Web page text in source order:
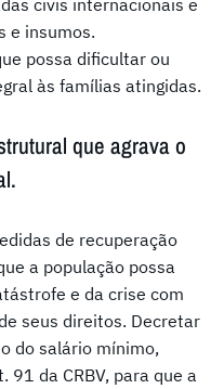
e insumos.
possa dificultar ou
às famílias atingidas.
que agrava o
de recuperação
a população possa
e da crise com
seus direitos. Decretar
do salário mínimo,
da CRBV, para que a